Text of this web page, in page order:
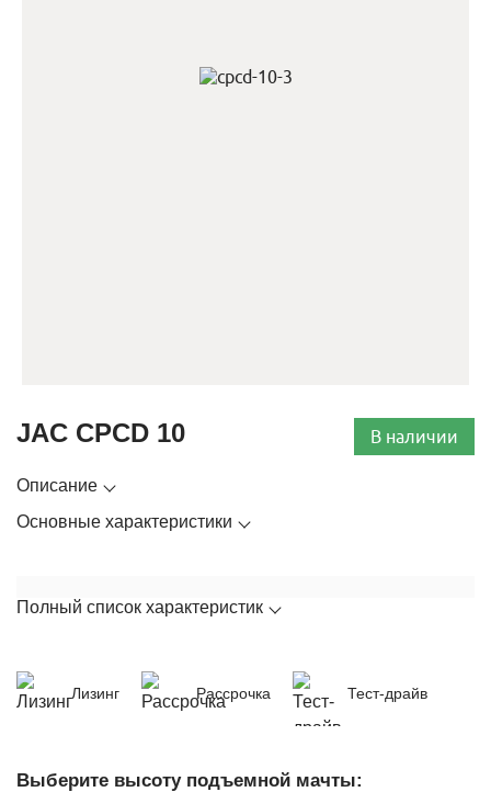
В наличии
JAC CPCD 10
Описание
Основные характеристики
Полный список характеристик
Лизинг Рассрочка Тест-драйв
Выберите высоту подъемной мачты: